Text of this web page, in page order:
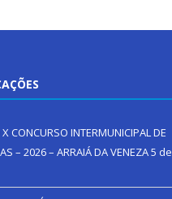
CONCURSO INTERMUNICIPAL DE
– 2026 – ARRAIÁ DA VENEZA5 de